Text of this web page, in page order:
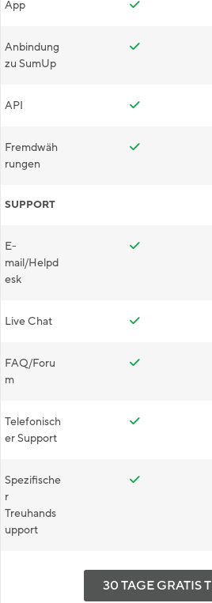
App
Anbindung
zu SumUp
API
Fremdwäh
rungen
SUPPORT
E-
mail/Helpd
esk
Live Chat
FAQ/Foru
m
Telefonisch
er Support
Spezifische
r
Treuhands
upport
30 TAGE GRATIS